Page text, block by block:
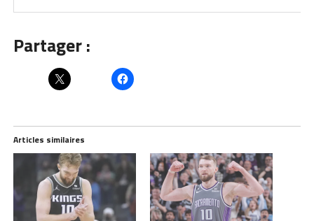
Partager :
Articles similaires